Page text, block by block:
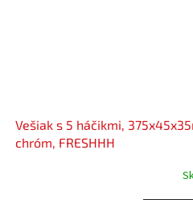
Vešiak s 5 háčikmi,
chróm, FRESHHH